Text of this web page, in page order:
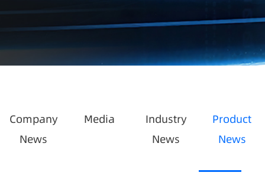
Company
News
Media
Industry
News
Product
News